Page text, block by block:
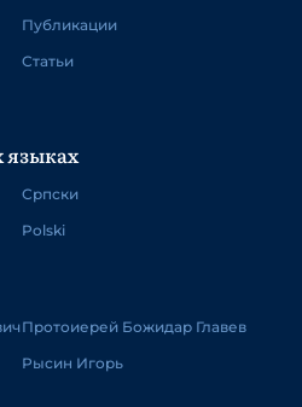
Публикации
Статьи
языках
Српски
Polski
Протоиерей Божидар Главев
Рысин Игорь